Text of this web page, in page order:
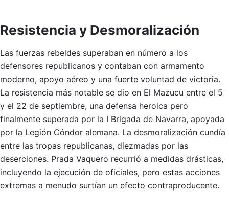
Resistencia y Desmoralización
Las fuerzas rebeldes superaban en número a los
defensores republicanos y contaban con armamento
moderno, apoyo aéreo y una fuerte voluntad de victoria.
La resistencia más notable se dio en El Mazucu entre el 5
y el 22 de septiembre, una defensa heroica pero
finalmente superada por la I Brigada de Navarra, apoyada
por la Legión Cóndor alemana. La desmoralización cundía
entre las tropas republicanas, diezmadas por las
deserciones. Prada Vaquero recurrió a medidas drásticas,
incluyendo la ejecución de oficiales, pero estas acciones
extremas a menudo surtían un efecto contraproducente.